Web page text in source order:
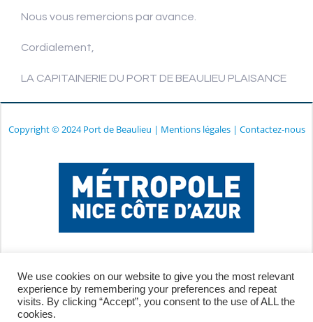
Nous vous remercions par avance.
Cordialement,
LA CAPITAINERIE DU PORT DE BEAULIEU PLAISANCE
Copyright © 2024 Port de Beaulieu | Mentions légales| Contactez-nous
We use cookies on our website to give you the most relevant
experience by remembering your preferences and repeat
visits. By clicking “Accept”, you consent to the use of ALL the
cookies.